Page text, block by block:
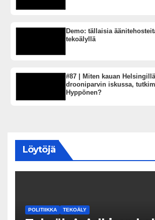
Demo: tällaisia
tekoälyllä
#87 | Miten kauan
drooniparvin iskussa,
Hyppönen?
Löytöjä
POLITIIKKA TEKOÄLY